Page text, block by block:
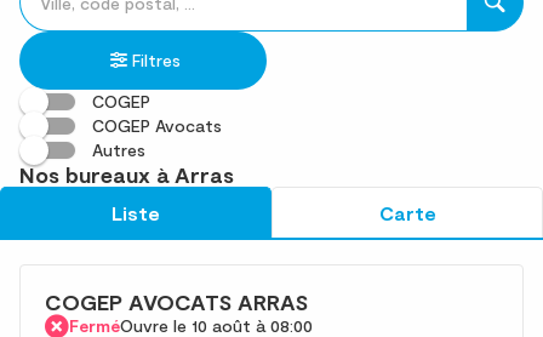
un
établissement
renseigner
une
adresse
résultat(s)
trouvé(s)
Filtres
COGEP
COGEP Avocats
Autres
Nos bureaux à Arras
Liste Carte
COGEP AVOCATS ARRAS
FerméOuvre le 10 août à 08:00